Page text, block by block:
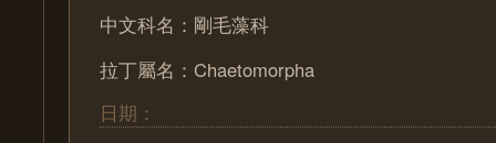
中文科名：剛毛藻科
拉丁屬名：Chaetomorpha
日期：